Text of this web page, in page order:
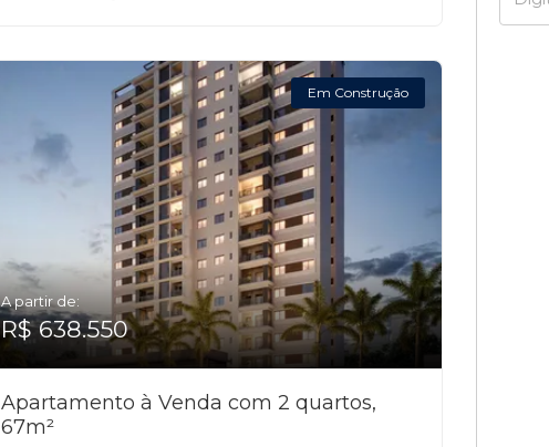
Em Construção
A partir de:
R$ 638.550
Apartamento à Venda com 2 quartos,
67m²